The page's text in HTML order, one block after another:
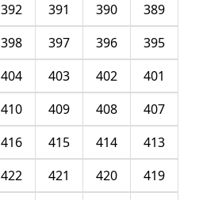
389
390
391
392
395
396
397
398
401
402
403
404
407
408
409
410
413
414
415
416
419
420
421
422